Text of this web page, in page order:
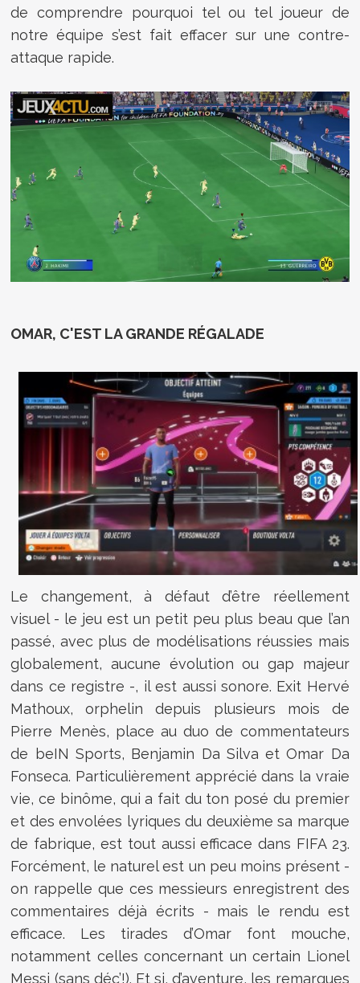
de comprendre pourquoi tel ou tel joueur de
notre équipe s’est fait effacer sur une contre-
attaque rapide.
OMAR, C'EST LA GRANDE RÉGALADE
Le changement, à défaut d’être réellement
visuel - le jeu est un petit peu plus beau que l’an
passé, avec plus de modélisations réussies mais
globalement, aucune évolution ou gap majeur
dans ce registre -, il est aussi sonore. Exit Hervé
Mathoux, orphelin depuis plusieurs mois de
Pierre Menès, place au duo de commentateurs
de beIN Sports, Benjamin Da Silva et Omar Da
Fonseca. Particulièrement apprécié dans la vraie
vie, ce binôme, qui a fait du ton posé du premier
et des envolées lyriques du deuxième sa marque
de fabrique, est tout aussi efficace dans FIFA 23.
Forcément, le naturel est un peu moins présent -
on rappelle que ces messieurs enregistrent des
commentaires déjà écrits - mais le rendu est
efficace. Les tirades d’Omar font mouche,
notamment celles concernant un certain Lionel
Messi (sans déc’!). Et si, d’aventure, les remarques